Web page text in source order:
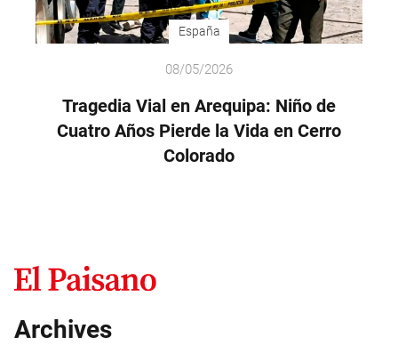
España
08/05/2026
Tragedia Vial en Arequipa: Niño de
Cuatro Años Pierde la Vida en Cerro
Colorado
Archives